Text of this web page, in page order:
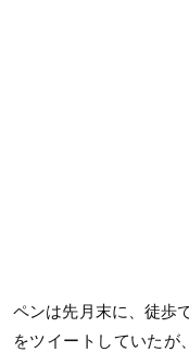
ペンは先月末に、徒歩
をツイートしていたが